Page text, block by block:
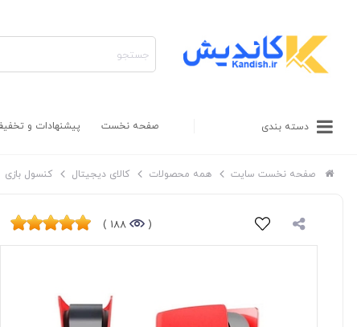
دسته بندی صفحه نخست پیشنهادات و
صفحه نخست سایت همه محصولات کالای دیجیتال کنسول بازی
(
188 )